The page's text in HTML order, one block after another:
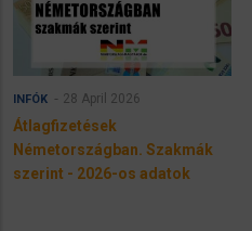
INFÓK 28 April 2026
Átlagfizetések
Németországban. Szakmák
szerint - 2026-os adatok